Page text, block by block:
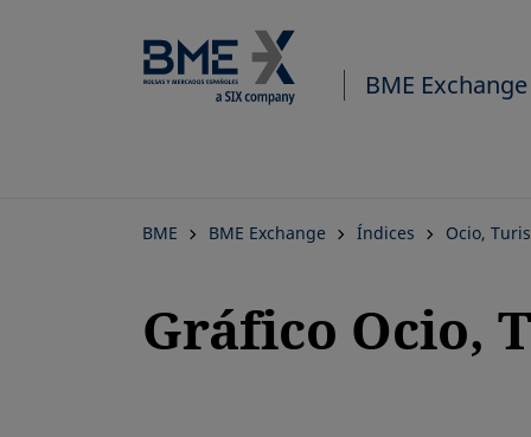
BME Exchange
BME BME Exchange Índices Ocio,
Gráfico Ocio,